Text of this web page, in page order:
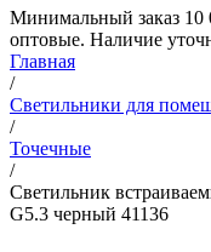
Минимальный заказ 10
оптовые. Наличие
Главная
/
Светильники для
/
Точечные
/
Светильник
G5.3 черный 41136